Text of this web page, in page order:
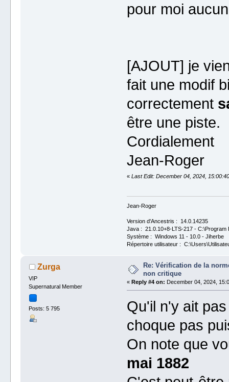
pour moi
[AJOUT] je
fait une modif
correctement
être une piste.
Cordialement
Jean-Roger
« Last Edit: December 04, 2024,
Jean-Roger
Version d'Ancestris : 14.0.14235
Java : 21.0.10+8-LTS-217 - C:\Program
Système : Windows 11 - 10.0 - Jiherbe
Répertoire utilisateur :
Zurga
VIP
Supernatural Member
Posts: 5 795
Re: Vérification de la
non critique
« Reply #4 on: December 04, 2024,
Qu'il n'y ait
choque pas
On note que
mai 1882